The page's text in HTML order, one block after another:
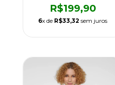
R$199,90
6x de R$33,32 sem juros